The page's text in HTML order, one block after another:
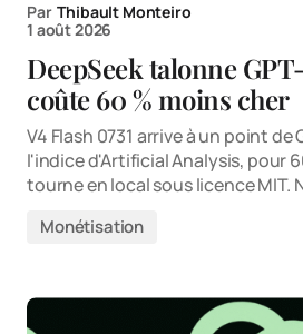
Par Thibault Monteiro
1 août 2026
DeepSeek talonne
coûte 60 % moins cher
V4 Flash 0731 arrive à un point de
l'indice d'Artificial Analysis, pour
tourne en local sous licence MIT.
Monétisation